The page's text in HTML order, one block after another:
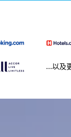
...以及